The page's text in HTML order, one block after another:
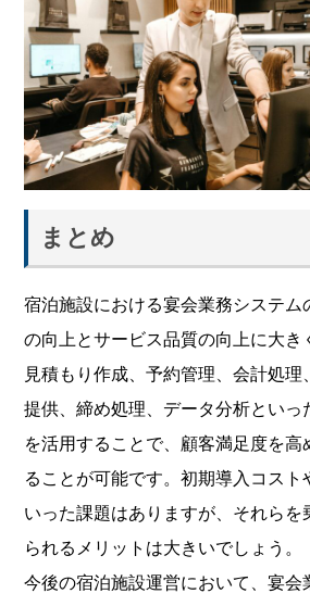
まとめ
宿泊施設における宴会業務システム
の向上とサービス品質の向上に大き
見積もり作成、予約管理、会計処理
提供、締め処理、データ分析といっ
を活用することで、顧客満足度を高
ることが可能です。初期導入コスト
いった課題はありますが、それらを
られるメリットは大きいでしょう。
今後の宿泊施設運営において、宴会